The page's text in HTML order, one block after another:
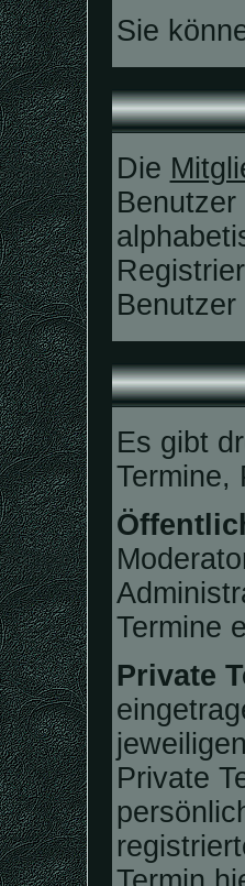
Sie
Die
Es gibt
Termine,
Termine
Private
Private